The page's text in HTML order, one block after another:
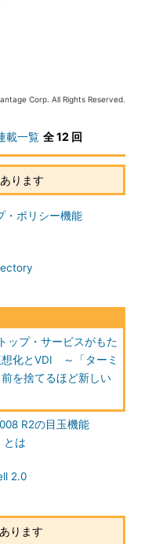
どのキーワードに触発
の図は、これを
スクトップ・サービス
約できるだけでなく、
必要としないため、シ
利用されている。ま
たリモート・デスクト
Corp. All Rights Reserved.
載一覧 全 12 回
ります
ポリシー機能
プ・サービスがもた
想化とVDI ～「ターミ
を捨てるほど新しい
R2の目玉機能
とは
2.0
ります